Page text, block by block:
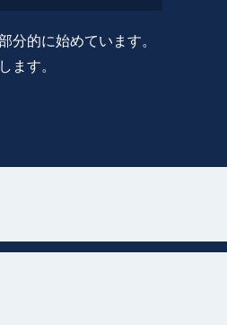
的に始めています。
ます。